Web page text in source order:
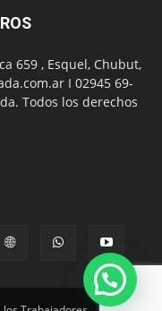
659 , Esquel, Chubut,
I 02945 69-
Todos los derechos